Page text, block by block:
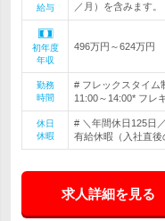
給与
／月）を含みます
初年度
年収
496万円～624万円
勤務
時間
# フレックスタイム
11:00～14:00* フレ
休日
休暇
# ＼年間休日125日
有給休暇（入社直後
求人詳細を見る